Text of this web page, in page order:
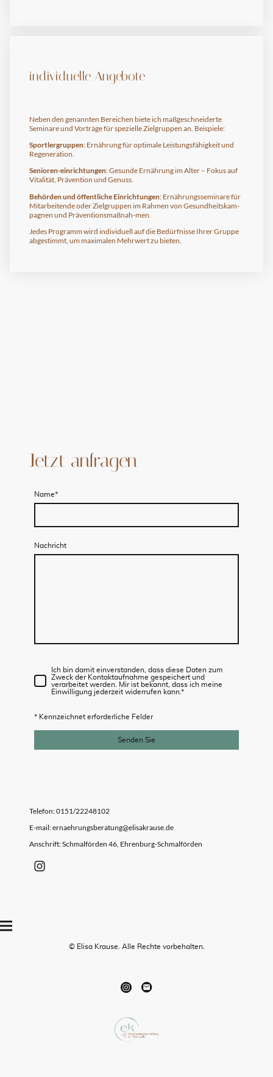
individuelle Angebote
Neben den genannten Bereichen biete ich maßgeschneiderte
Seminare und Vorträge für spezielle Zielgruppen an. Beispiele:
Sportlergruppen: Ernährung für optimale Leistungsfähigkeit und
Regeneration.
Senioren-einrichtungen: Gesunde Ernährung im Alter – Fokus auf
Vitalität, Prävention und Genuss.
Behörden und öffentliche Einrichtungen: Ernährungsseminare für
Mitarbeitende oder Zielgruppen im Rahmen von Gesundheitskam-
pagnen und Präventionsmaßnah-men.
Jedes Programm wird individuell auf die Bedürfnisse Ihrer Gruppe
abgestimmt, um maximalen Mehrwert zu bieten.
Jetzt anfragen
Name*
Nachricht
Ich bin damit einverstanden, dass diese Daten zum
Zweck der Kontaktaufnahme gespeichert und
verarbeitet werden. Mir ist bekannt, dass ich meine
Einwilligung jederzeit widerrufen kann.*
* Kennzeichnet erforderliche Felder
Senden Sie
Telefon: 0151/22248102
E-mail: ernaehrungsberatung@elisakrause.de
Anschrift: Schmalförden 46, Ehrenburg-Schmalförden
© Elisa Krause. Alle Rechte vorbehalten.